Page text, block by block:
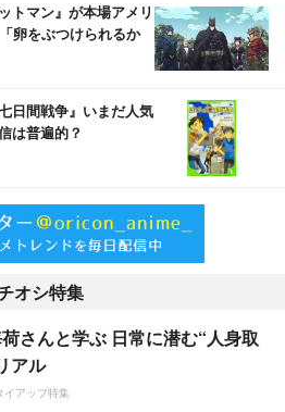
トマン』が本場アメリ
卵をぶつけられるか
日間戦争』いまだ人気
は普遍的？
オシ特集
さんと学ぶ 日常に潜む“人身取
アル
イアップ特集